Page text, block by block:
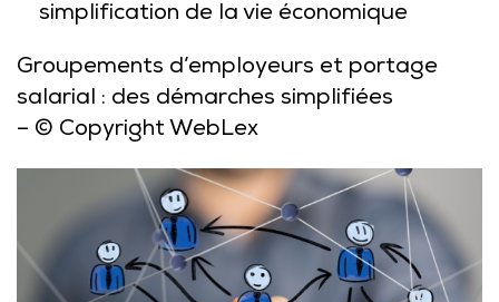
simplification de la vie économique
Groupements d’employeurs et portage
salarial : des démarches simplifiées
– © Copyright WebLex